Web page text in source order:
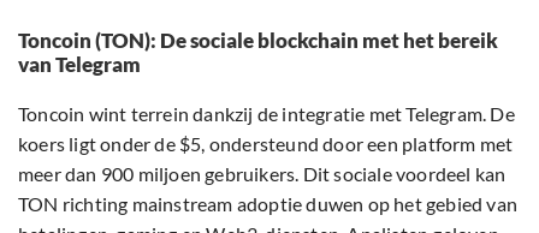
Toncoin (TON): De sociale blockchain met het bereik
van Telegram
Toncoin wint terrein dankzij de integratie met Telegram. De
koers ligt onder de $5, ondersteund door een platform met
meer dan 900 miljoen gebruikers. Dit sociale voordeel kan
TON richting mainstream adoptie duwen op het gebied van